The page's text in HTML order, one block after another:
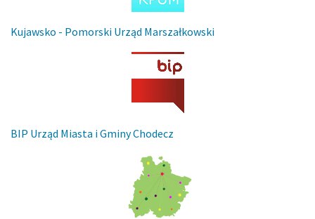
Kujawsko - Pomorski Urząd Marszałkowski
BIP Urząd Miasta i Gminy Chodecz